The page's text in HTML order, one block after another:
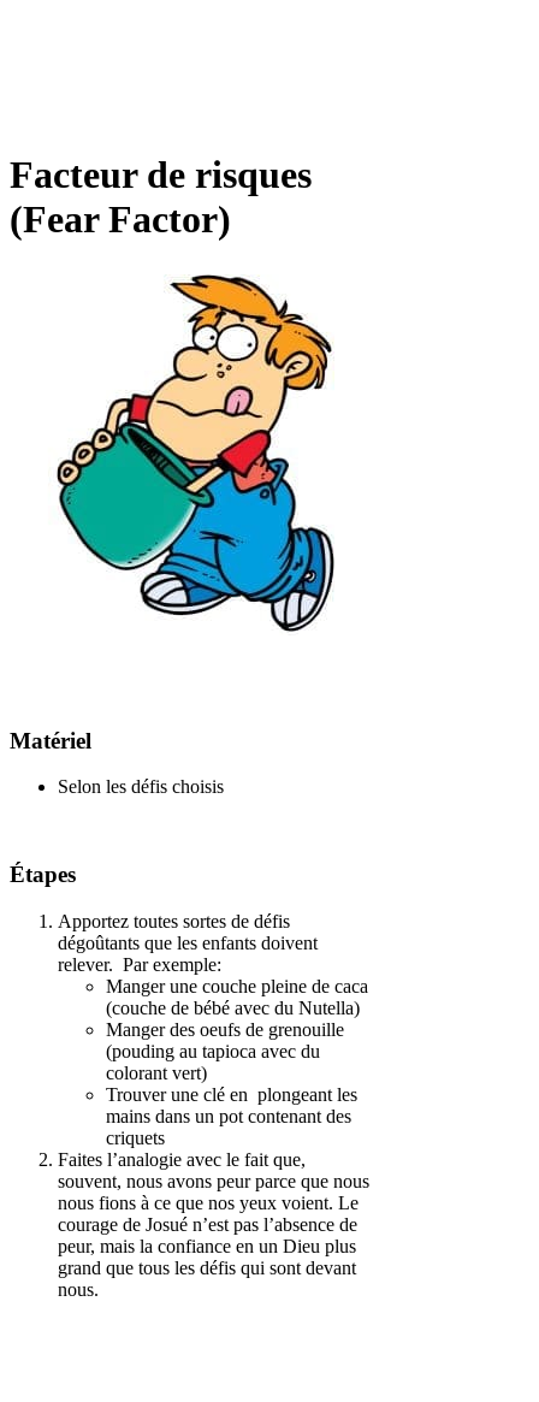
Facteur de risques
(Fear Factor)
Matériel
Selon les défis choisis
Étapes
Apportez toutes sortes de défis
dégoûtants que les enfants doivent
relever. Par exemple:
Manger une couche pleine de caca
(couche de bébé avec du Nutella)
Manger des oeufs de grenouille
(pouding au tapioca avec du
colorant vert)
Trouver une clé en plongeant les
mains dans un pot contenant des
criquets
Faites l’analogie avec le fait que,
souvent, nous avons peur parce que nous
nous fions à ce que nos yeux voient. Le
courage de Josué n’est pas l’absence de
peur, mais la confiance en un Dieu plus
grand que tous les défis qui sont devant
nous.